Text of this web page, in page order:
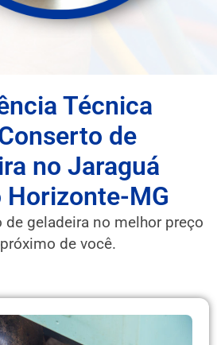
Técnica
de
no Jaraguá
Horizonte-MG
geladeira no melhor preço
de você.